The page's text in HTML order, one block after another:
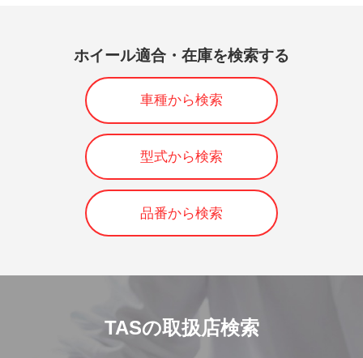
ホイール適合・在庫を検索する
車種から検索
型式から検索
品番から検索
TASの取扱店検索